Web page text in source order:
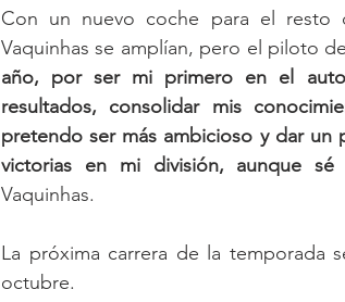
Con un nuevo coche para el resto
Vaquinhas se amplían, pero el piloto
año, por ser mi primero en el
resultados, consolidar mis
pretendo ser más ambicioso y dar un
victorias en mi división, aunque
Vaquinhas.
La próxima carrera de la temporada
octubre.